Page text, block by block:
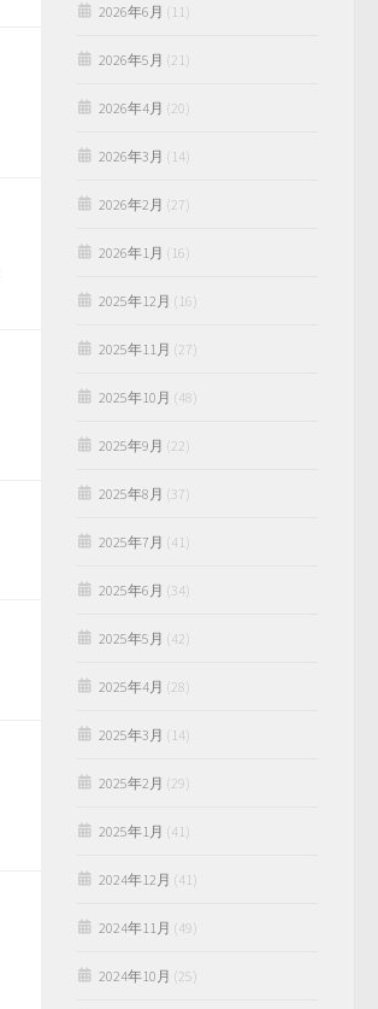
2026年6月 (11)
2026年5月 (21)
2026年4月 (20)
2026年3月 (14)
2026年2月 (27)
2026年1月 (16)
2025年12月 (16)
2025年11月 (27)
2025年10月 (48)
2025年9月 (22)
2025年8月 (37)
2025年7月 (41)
2025年6月 (34)
2025年5月 (42)
2025年4月 (28)
2025年3月 (14)
2025年2月 (29)
2025年1月 (41)
2024年12月 (41)
2024年11月 (49)
2024年10月 (25)